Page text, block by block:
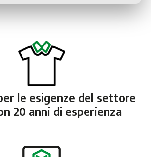
le esigenze del settore
20 anni di esperienza